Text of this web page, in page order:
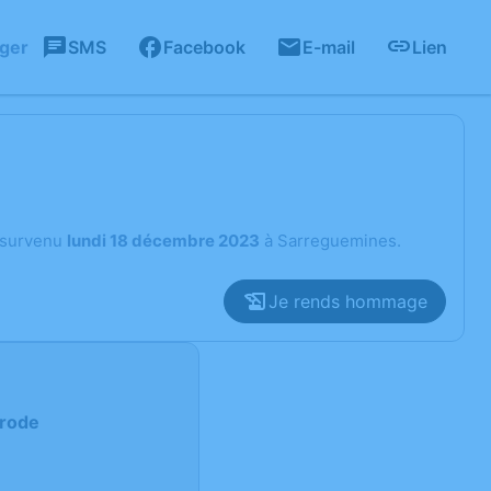
SMS Facebook E-mail Lien
survenu lundi 18 décembre 2023 à Sarreguemines.
Je rends hommage